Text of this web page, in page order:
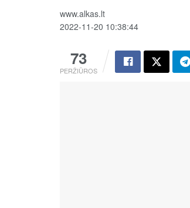
www.alkas.lt
2022-11-20 10:38:44
73
PERŽIŪROS